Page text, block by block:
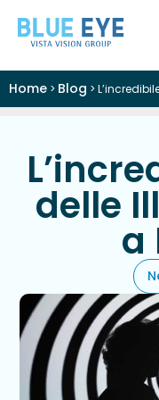
Home > Blog >
delle
a
Difetti Visivi
Cataratta
Patologie
Trattamenti
Visite e
Chi Siamo
Colloquio